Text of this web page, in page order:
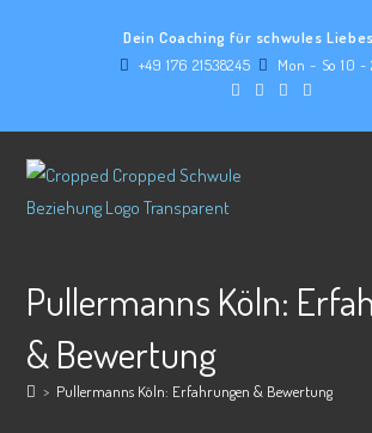
Dein Coaching für schwules
+49 176 21538245
Mon - So 10 -
Pullermanns Köln:
& Bewertung
> Pullermanns Köln: Erfahrungen & Bewertung